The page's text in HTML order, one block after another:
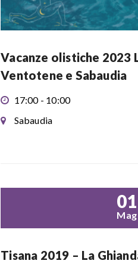
Vacanze olistiche 2023
Ventotene e Sabaudia
17:00 - 10:00
Sabaudia
01
Mag
Tisana 2019 – La